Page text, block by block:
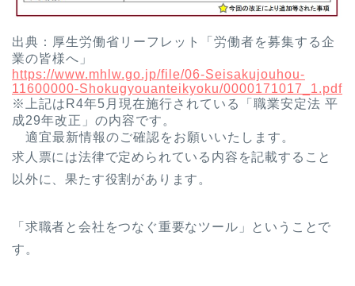
出典：厚生労働省リーフレット「労働者を募集する企
業の皆様へ」
https://www.mhlw.go.jp/file/06-Seisakujouhou-
11600000-Shokugyouanteikyoku/0000171017_1.pdf
※上記はR4年5月現在施行されている「職業安定法 平
成29年改正」の内容です。
適宜最新情報のご確認をお願いいたします。
求人票には法律で定められている内容を記載すること
以外に、果たす役割があります。
「求職者と会社をつなぐ重要なツール」ということで
す。